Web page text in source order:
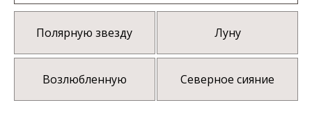
Полярную звезду Луну
Возлюбленную Северное сияние